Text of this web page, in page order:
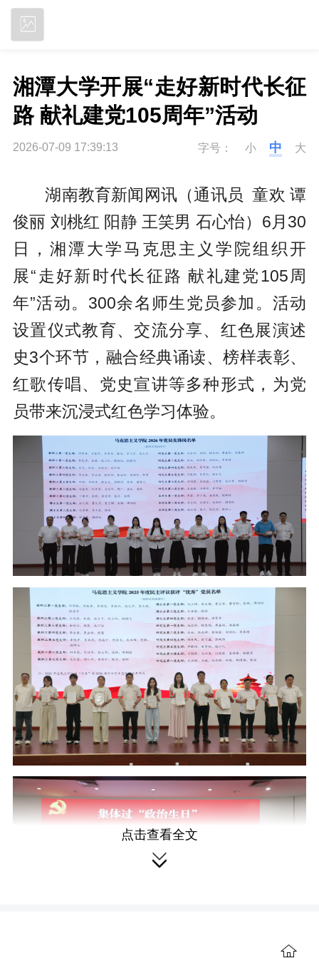
湘潭大学开展“走好新时代长征
路 献礼建党105周年”活动
2026-07-09 17:39:13 字号： 小 中 大
湖南教育新闻网讯（通讯员 童欢 谭
俊丽 刘桃红 阳静 王笑男 石心怡）6月30
日，湘潭大学马克思主义学院组织开
展“走好新时代长征路 献礼建党105周
年”活动。300余名师生党员参加。活动
设置仪式教育、交流分享、红色展演述
史3个环节，融合经典诵读、榜样表彰、
红歌传唱、党史宣讲等多种形式，为党
员带来沉浸式红色学习体验。
点击查看全文
